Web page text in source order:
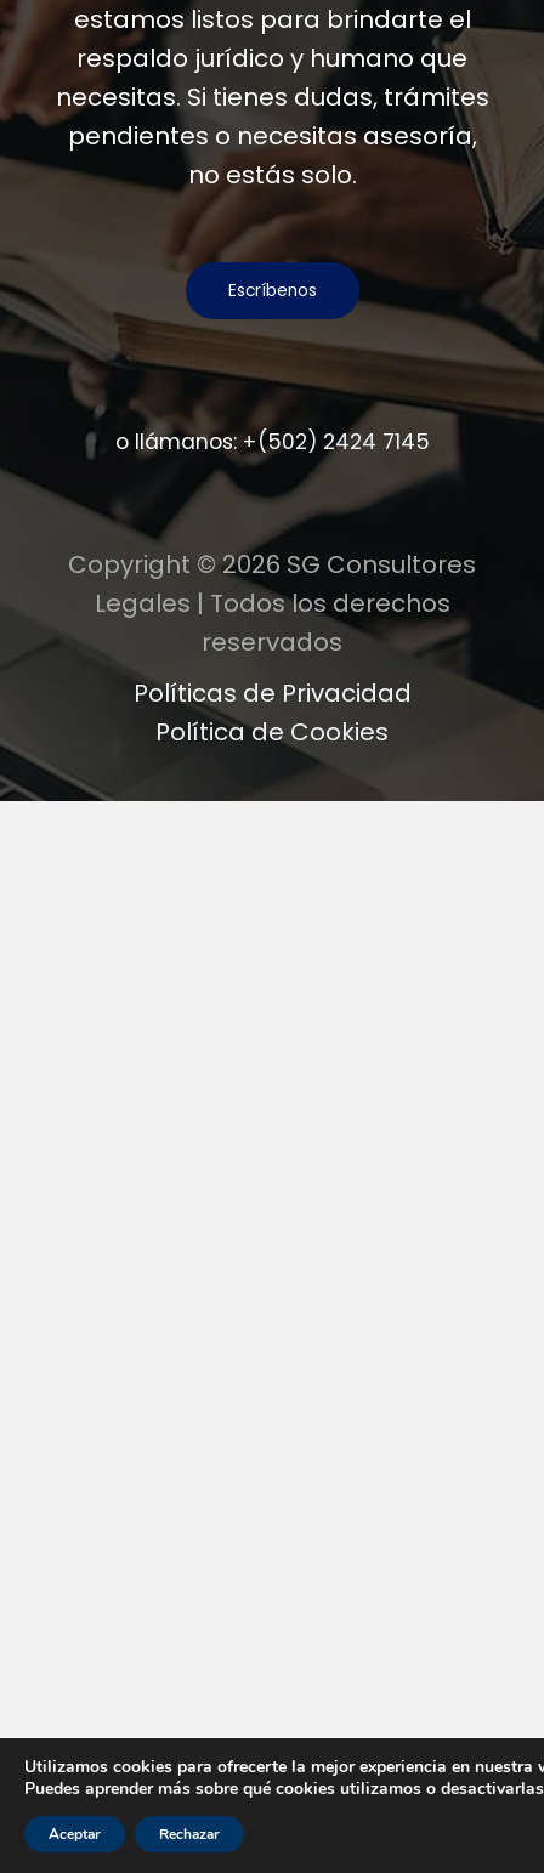
estamos listos para brindarte el
respaldo jurídico y humano que
necesitas. Si tienes dudas, trámites
pendientes o necesitas asesoría,
no estás solo.
Escríbenos
o llámanos: +(502) 2424 7145
Copyright © 2026 SG Consultores
Legales | Todos los derechos
reservados
Políticas de Privacidad
Política de Cookies
Utilizamos cookies para ofrecerte la mejor experiencia en nuestra
Puedes aprender más sobre qué cookies utilizamos o
Aceptar Rechazar